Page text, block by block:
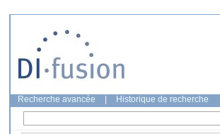
Recherche avancée Historique de recherche